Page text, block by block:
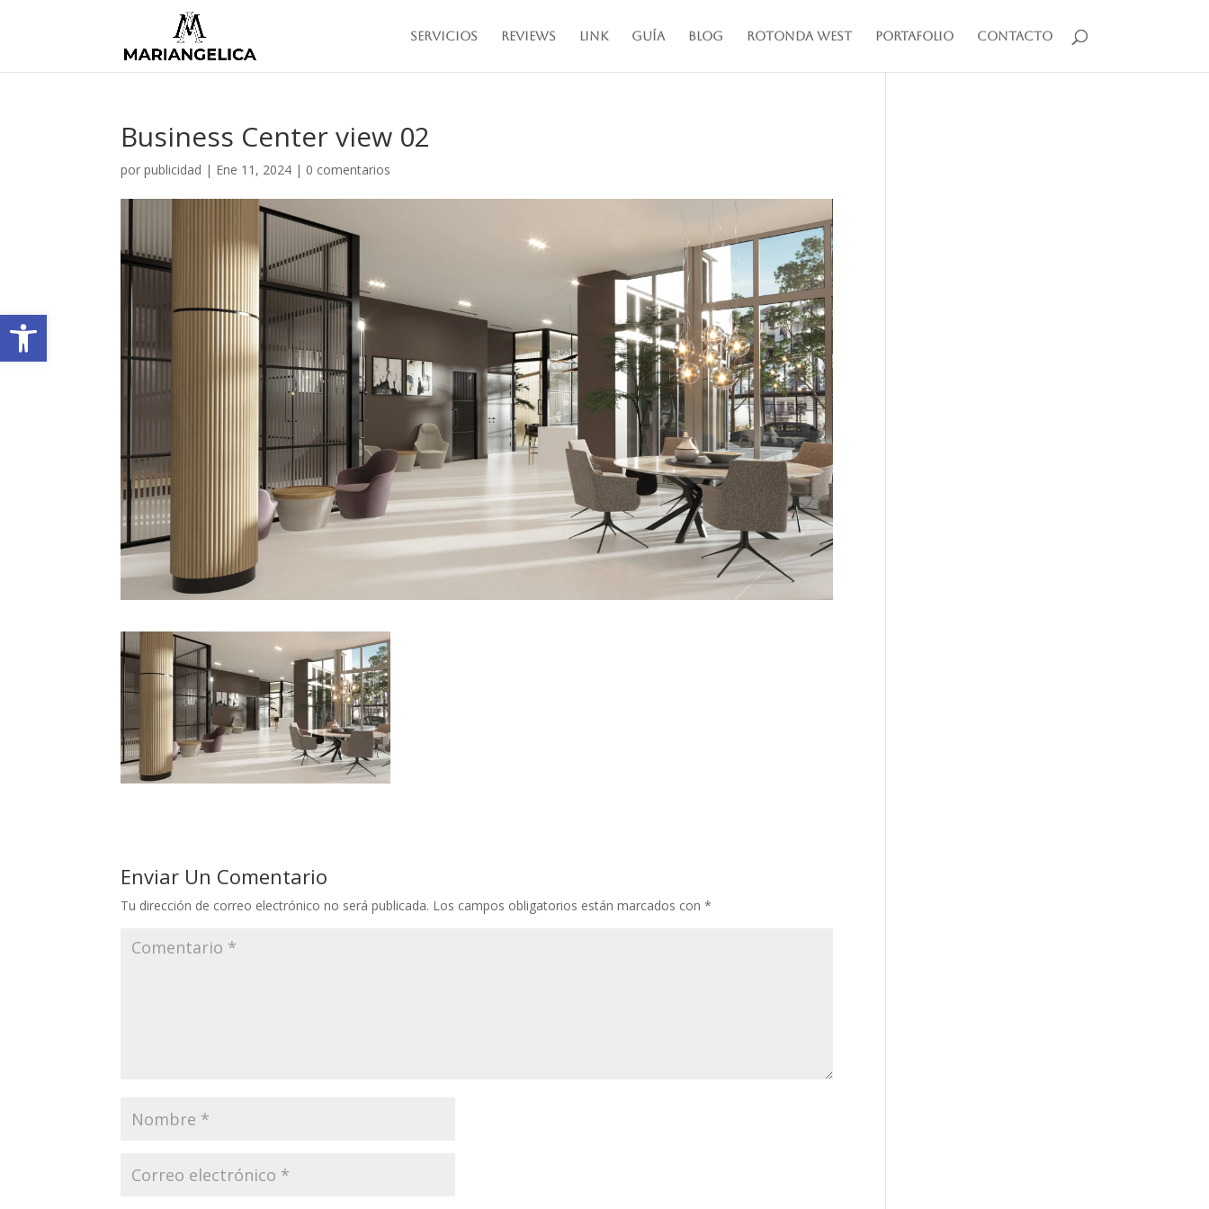
Abrir barra de herramientas
Servicios Reviews Link Guía Blog Rotonda West Portafolio Contacto
Business Center view 02
porpublicidad | Ene 11, 2024 | 0 comentarios
Enviar Un Comentario
Tu dirección de correo electrónico no será publicada. Los campos obligatorios están marcados con*